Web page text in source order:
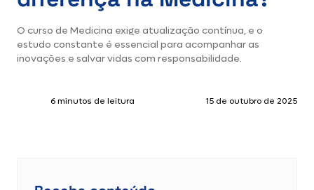
O curso de Medicina exige atualização contínua, e o
estudo constante é essencial para acompanhar as
inovações e salvar vidas com responsabilidade.
6 minutos de leitura 15 de outubro de 2025